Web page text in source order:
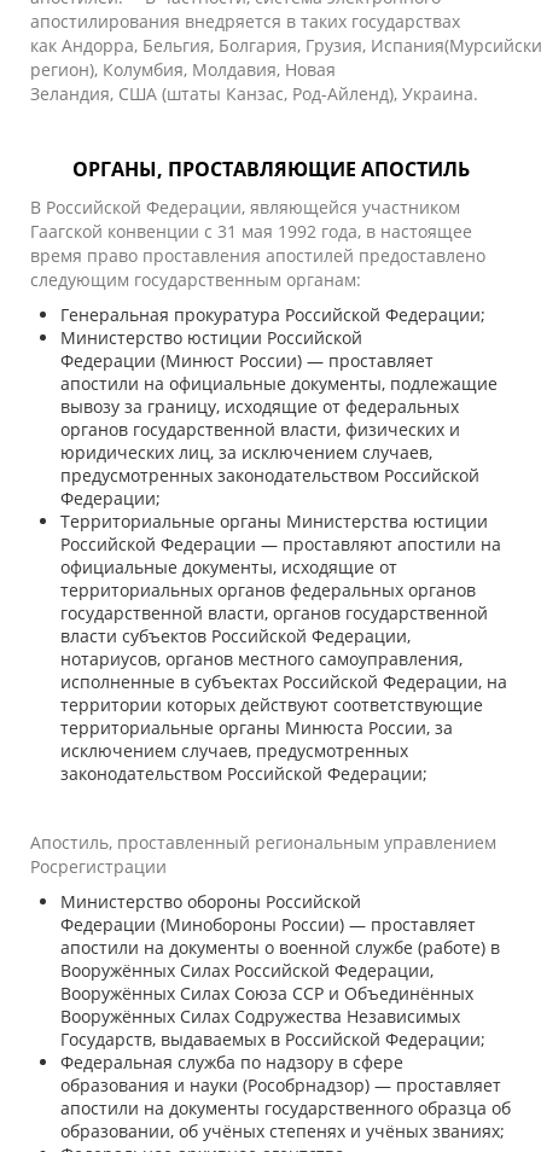
апостилирования внедряется в таких государствах
как Андорра, Бельгия, Болгария, Грузия, Испания(
регион), Колумбия, Молдавия, Новая
Зеландия, США (штаты Канзас, Род-Айленд), Украина.
ОРГАНЫ, ПРОСТАВЛЯЮЩИЕ АПОСТИЛЬ
В Российской Федерации, являющейся участником
Гаагской конвенции с 31 мая 1992 года, в настоящее
время право проставления апостилей предоставлено
следующим государственным органам:
Генеральная прокуратура Российской Федерации;
Министерство юстиции Российской
Федерации (Минюст России) — проставляет
апостили на официальные документы, подлежащие
вывозу за границу, исходящие от федеральных
органов государственной власти, физических и
юридических лиц, за исключением случаев,
предусмотренных законодательством Российской
Федерации;
Территориальные органы Министерства юстиции
Российской Федерации — проставляют апостили на
официальные документы, исходящие от
территориальных органов федеральных органов
государственной власти, органов государственной
власти субъектов Российской Федерации,
нотариусов, органов местного самоуправления,
исполненные в субъектах Российской Федерации, на
территории которых действуют соответствующие
территориальные органы Минюста России, за
исключением случаев, предусмотренных
законодательством Российской Федерации;
Апостиль, проставленный региональным управлением
Росрегистрации
Министерство обороны Российской
Федерации (Минобороны России) — проставляет
апостили на документы о военной службе (работе) в
Вооружённых Силах Российской Федерации,
Вооружённых Силах Союза ССР и Объединённых
Вооружённых Силах Содружества Независимых
Государств, выдаваемых в Российской Федерации;
Федеральная служба по надзору в сфере
образования и науки (Рособрнадзор) — проставляет
апостили на документы государственного образца об
образовании, об учёных степенях и учёных званиях;